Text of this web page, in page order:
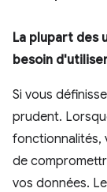
La plupart des
besoin
Si vous
prudent.
fonctionnalités,
de
vos données.